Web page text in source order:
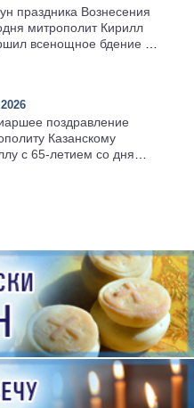
праздника Вознесения
митрополит Кирилл
всенощное бдение в
поздравление
Казанскому
с 65-летием со дня